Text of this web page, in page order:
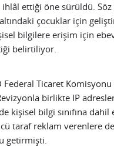
ihlâl ettiği öne sürüldü.
çocuklar için
bilgilere erişim için
belirtiliyor.
Federal Ticaret Komisyonu
birlikte IP
kişisel bilgi sınıfına dahil
taraf reklam verenlere
getirmişti.